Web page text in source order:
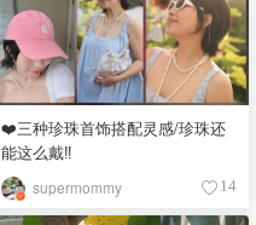
❤️三种珍珠首饰搭配灵感/珍珠还
能这么戴‼️
supermommy 14